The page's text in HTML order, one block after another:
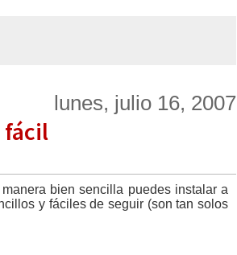
lunes, julio 16, 2007
fácil
bien sencilla puedes instalar a
y fáciles de seguir (son tan solos